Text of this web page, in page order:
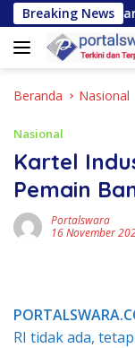
Langsung
ke
konten
Breaking News
Utara dari Hulu
Beranda Nasional
Nasional
Kartel
Pemain
Portalswara
16 November
RI tidak ada,